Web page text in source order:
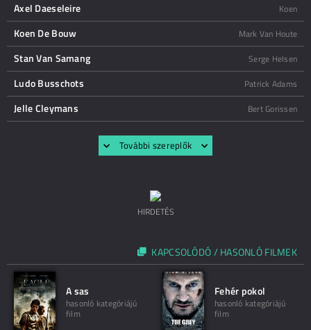
Axel Daeseleire Koen
Koen De Bouw Mark Van Houte
Stan Van Samang Serge Helsen
Ludo Busschots Patrick Adams
Jelle Cleymans Bert Gorissen
További szereplők
HIRDETÉS
KAPCSOLÓDÓ / HASONLÓ FILMEK
A sas
hasonló kategóriájú
film
Fehér pokol
hasonló kategóriájú
film